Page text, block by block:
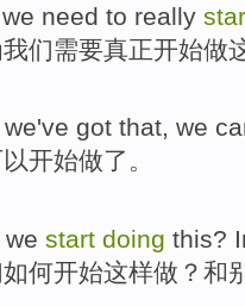
we need to really
我们需要真正开始做
we've got that, we
开始做了 。
we start doing this?
如何开始这样做 ？和